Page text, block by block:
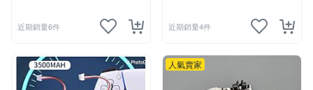
近期銷量6件 近期銷量4件
人氣賣家